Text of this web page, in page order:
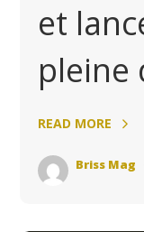
et
pleine
READ MORE
Briss Mag